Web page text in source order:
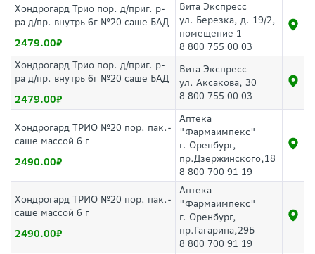
Хондрогард Трио пор. д/приг. р-
ра д/пр. внутрь 6г №20 саше БАД
2479.00
Вита Экспресс
ул. Березка, д. 19/2,
помещение 1
8 800 755 00 03
Хондрогард Трио пор. д/приг. р-
ра д/пр. внутрь 6г №20 саше БАД
2479.00
Вита Экспресс
ул. Аксакова, 30
8 800 755 00 03
Хондрогард ТРИО №20 пор. пак.-
саше массой 6 г
2490.00
Аптека
"Фармаимпекс"
г. Оренбург,
пр.Дзержинского,18
8 800 700 91 19
Хондрогард ТРИО №20 пор. пак.-
саше массой 6 г
2490.00
Аптека
"Фармаимпекс"
г. Оренбург,
пр.Гагарина,29Б
8 800 700 91 19